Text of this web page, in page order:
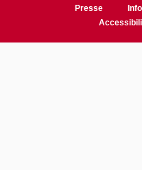
Presse